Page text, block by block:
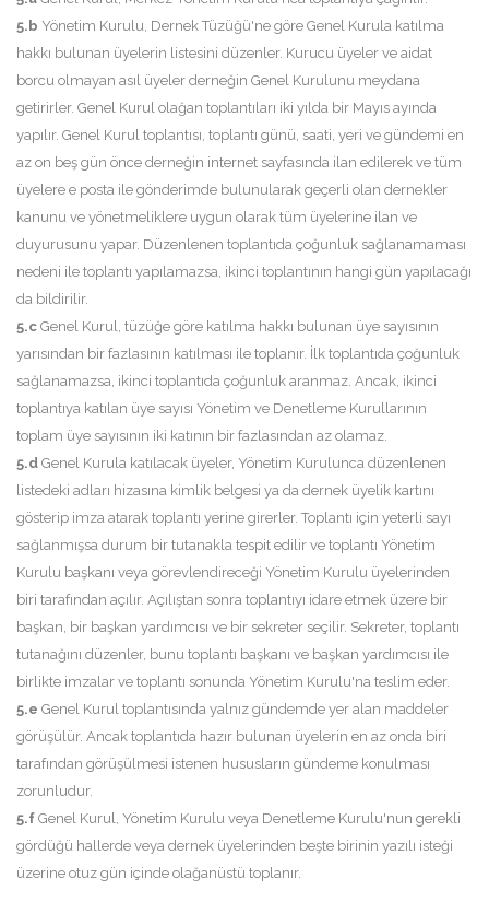
5.b Yönetim Kurulu, Dernek Tüzüğü'ne göre Genel Kurula katılma
hakkı bulunan üyelerin listesini düzenler. Kurucu üyeler ve aidat
borcu olmayan asıl üyeler derneğin Genel Kurulunu meydana
getirirler. Genel Kurul olağan toplantıları iki yılda bir Mayıs ayında
yapılır. Genel Kurul toplantısı, toplantı günü, saati, yeri ve gündemi en
az on beş gün önce derneğin internet sayfasında ilan edilerek ve tüm
üyelere e posta ile gönderimde bulunularak geçerli olan dernekler
kanunu ve yönetmeliklere uygun olarak tüm üyelerine ilan ve
duyurusunu yapar. Düzenlenen toplantıda çoğunluk sağlanamaması
nedeni ile toplantı yapılamazsa, ikinci toplantının hangi gün yapılacağı
da bildirilir.
5.c Genel Kurul, tüzüğe göre katılma hakkı bulunan üye sayısının
yarısından bir fazlasının katılması ile toplanır. İlk toplantıda çoğunluk
sağlanamazsa, ikinci toplantıda çoğunluk aranmaz. Ancak, ikinci
toplantıya katılan üye sayısı Yönetim ve Denetleme Kurullarının
toplam üye sayısının iki katının bir fazlasından az olamaz.
5.d Genel Kurula katılacak üyeler, Yönetim Kurulunca düzenlenen
listedeki adları hizasına kimlik belgesi ya da dernek üyelik kartını
gösterip imza atarak toplantı yerine girerler. Toplantı için yeterli sayı
sağlanmışsa durum bir tutanakla tespit edilir ve toplantı Yönetim
Kurulu başkanı veya görevlendireceği Yönetim Kurulu üyelerinden
biri tarafından açılır. Açılıştan sonra toplantıyı idare etmek üzere bir
başkan, bir başkan yardımcısı ve bir sekreter seçilir. Sekreter, toplantı
tutanağını düzenler, bunu toplantı başkanı ve başkan yardımcısı ile
birlikte imzalar ve toplantı sonunda Yönetim Kurulu'na teslim eder.
5.e Genel Kurul toplantısında yalnız gündemde yer alan maddeler
görüşülür. Ancak toplantıda hazır bulunan üyelerin en az onda biri
tarafından görüşülmesi istenen hususların gündeme konulması
zorunludur.
5.f Genel Kurul, Yönetim Kurulu veya Denetleme Kurulu'nun gerekli
gördüğü hallerde veya dernek üyelerinden beşte birinin yazılı isteği
üzerine otuz gün içinde olağanüstü toplanır.